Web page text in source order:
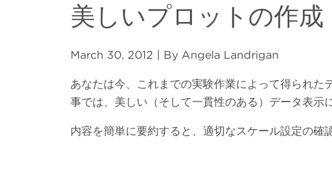
美しいプロットの作
March 30, 2012 | By Angela Landrigan
あなたは今、これまでの実験作業によって得られ
事では、美しい（そして一貫性のある）データ表示
内容を簡単に要約すると、適切なスケール設定の確